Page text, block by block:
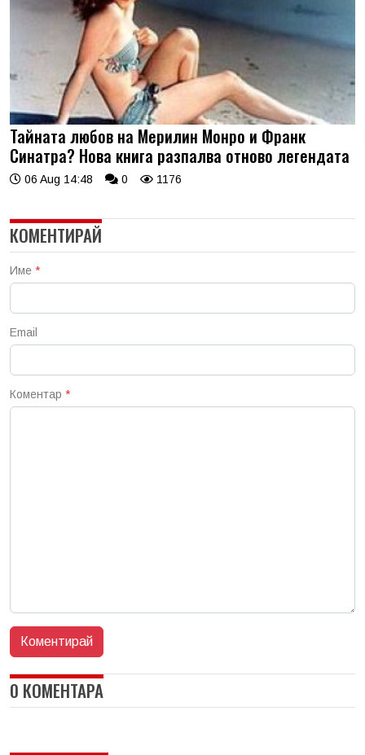
Тайната любов на Мерилин Монро и Франк
Синатра? Нова книга разпалва отново легендата
06 Aug 14:48 0 1176
КОМЕНТИРАЙ
Име *
Email
Коментар *
0 КОМЕНТАРА